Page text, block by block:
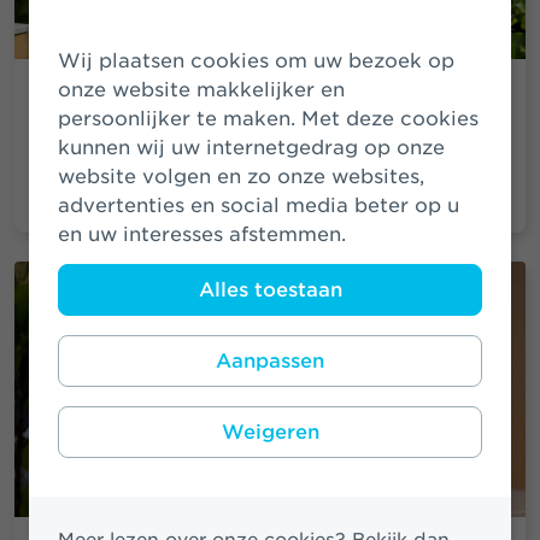
Wij plaatsen cookies om uw bezoek op
onze website makkelijker en
persoonlijker te maken. Met deze cookies
kunnen wij uw internetgedrag op onze
website volgen en zo onze websites,
advertenties en social media beter op u
en uw interesses afstemmen.
Alles toestaan
Aanpassen
Weigeren
‘De bijen hebben ons nodig
voor hun voortbestaan’
Sokol Nuri, Actuaris én imker